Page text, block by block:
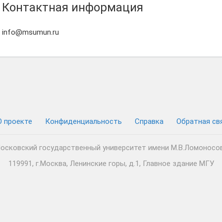
Контактная информация
info@msumun.ru
проекте Конфиденциальность Cправка Обратная
государственный университет имени
119991, г.Москва, Ленинские горы, д.1, Главное здание МГУ